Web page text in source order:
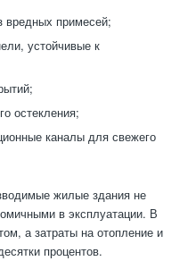
вредных примесей;
устойчивые к
остекления;
каналы для свежего
жилые здания не
в эксплуатации. В
а затраты на отопление и
процентов.